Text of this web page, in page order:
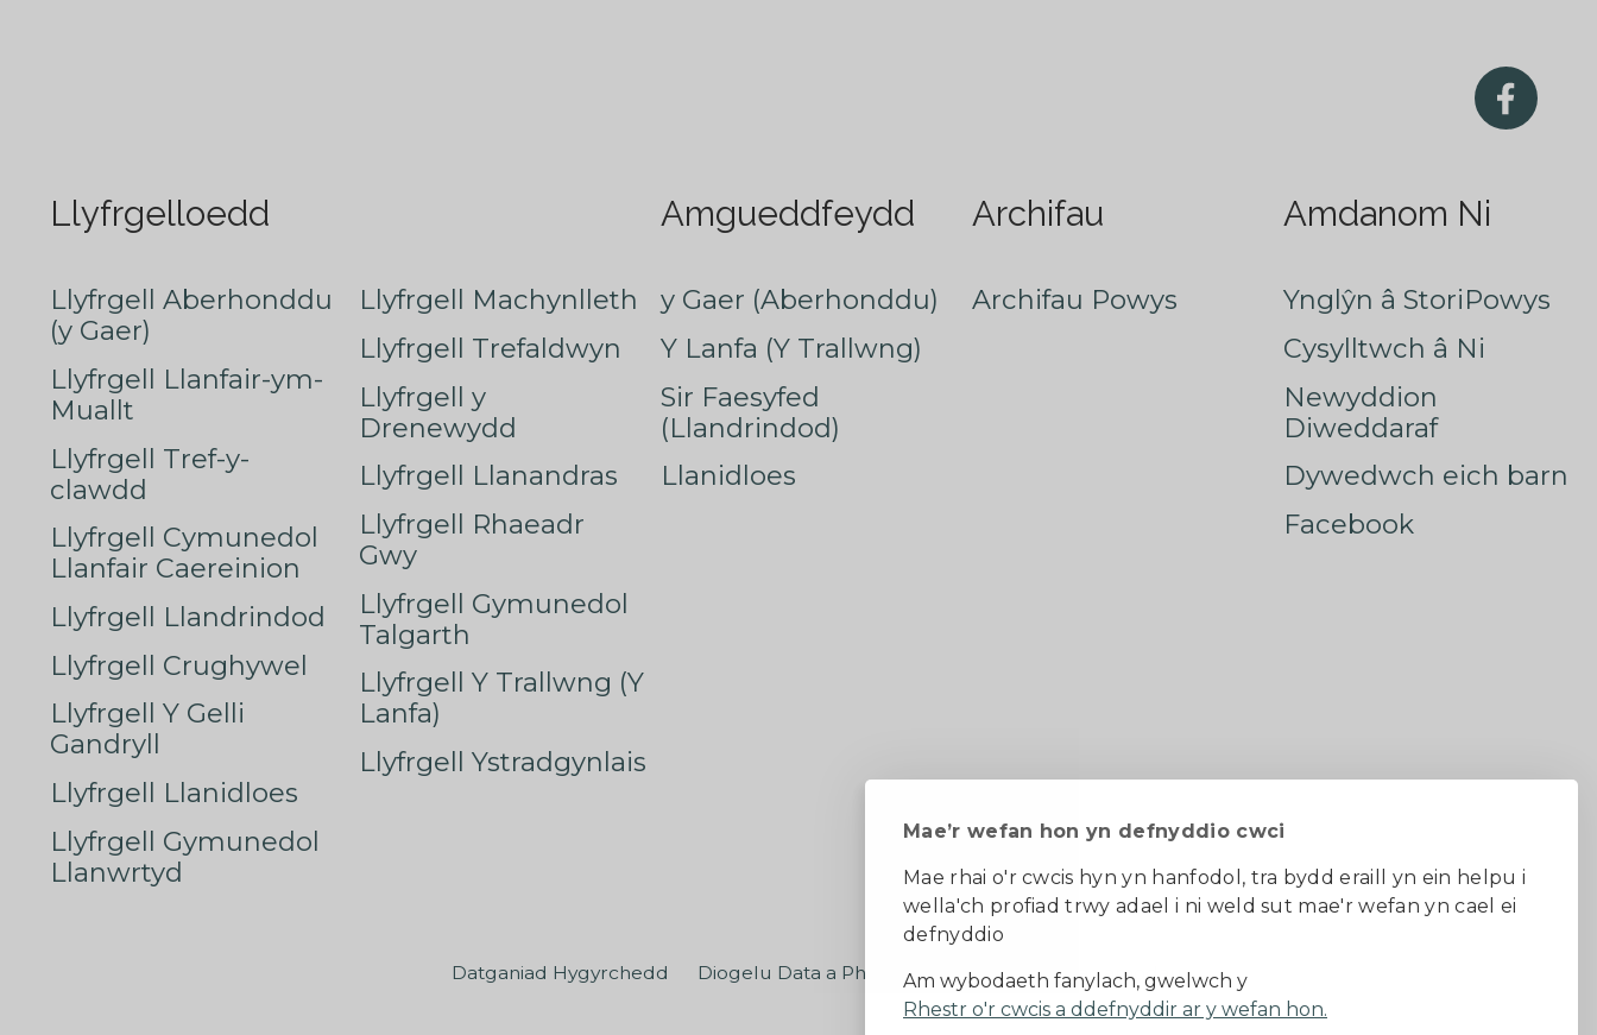
Mae’r wefan hon yn defnyddio cwci
Mae rhai o'r cwcis hyn yn hanfodol, tra bydd eraill yn ein helpu i
wella'ch profiad trwy adael i ni weld sut mae'r wefan yn cael ei
defnyddio
Am wybodaeth fanylach, gwelwch y
Rhestr o'r cwcis a ddefnyddir ar y wefan hon.
Llyfrgelloedd
Llyfrgell Aberhonddu
(y Gaer)
Llyfrgell Llanfair-ym-
Muallt
Llyfrgell Tref-y-
clawdd
Llyfrgell Cymunedol
Llanfair Caereinion
Llyfrgell Llandrindod
Llyfrgell Crughywel
Llyfrgell Y Gelli
Gandryll
Llyfrgell Llanidloes
Llyfrgell Gymunedol
Llanwrtyd
Llyfrgell Machynlleth
Llyfrgell Trefaldwyn
Llyfrgell y
Drenewydd
Llyfrgell Llanandras
Llyfrgell Rhaeadr
Gwy
Llyfrgell Gymunedol
Talgarth
Llyfrgell Y Trallwng (Y
Lanfa)
Llyfrgell Ystradgynlais
Amgueddfeydd
y Gaer (Aberhonddu)
Y Lanfa (Y Trallwng)
Sir Faesyfed
(Llandrindod)
Llanidloes
Archifau
Archifau Powys
Amdanom Ni
Ynglŷn â StoriPowys
Cysylltwch â Ni
Newyddion
Diweddaraf
Dywedwch eich barn
Facebook
Datganiad Hygyrchedd Diogelu Data a Phreifatrwydd Telerau ac amodau